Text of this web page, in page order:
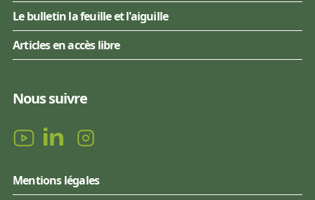
Le bulletin la feuille et l'aiguille
Articles en accès libre
Nous suivre
Mentions légales